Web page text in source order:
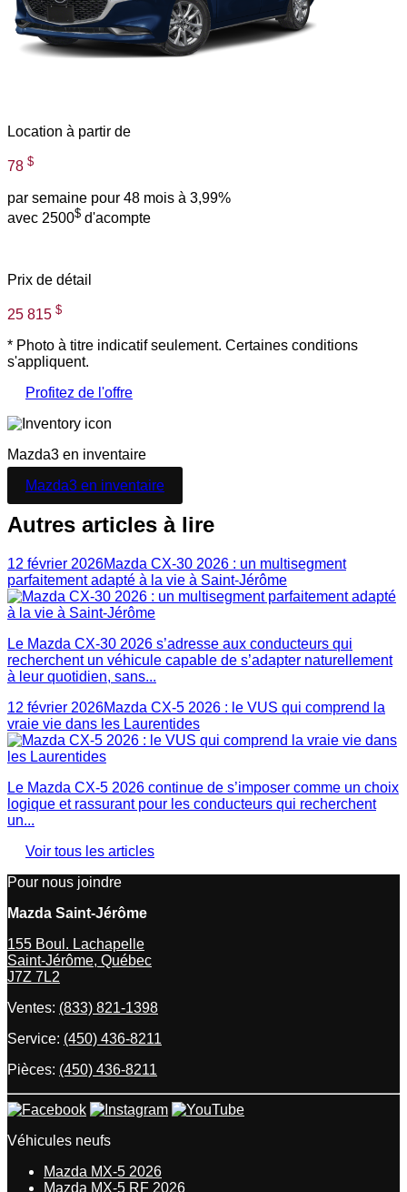
Location à partir de
78 $
par semaine pour 48 mois à 3,99%
avec 2500$ d'acompte
Prix de détail
25 815 $
* Photo à titre indicatif seulement. Certaines conditions
s'appliquent.
Profitez de l'offre
Mazda3 en inventaire
Mazda3 en inventaire
Autres articles à lire
12 février 2026Mazda CX-30 2026 : un multisegment
parfaitement adapté à la vie à Saint-Jérôme
Le Mazda CX-30 2026 s’adresse aux conducteurs qui
recherchent un véhicule capable de s’adapter naturellement
à leur quotidien, sans...
12 février 2026Mazda CX-5 2026 : le VUS qui comprend la
vraie vie dans les Laurentides
Le Mazda CX-5 2026 continue de s’imposer comme un choix
logique et rassurant pour les conducteurs qui recherchent
un...
Voir tous les articles
Pour nous joindre
Mazda Saint-Jérôme
155 Boul. Lachapelle
Saint-Jérôme, Québec
J7Z 7L2
Ventes: (833) 821-1398
Service: (450) 436-8211
Pièces: (450) 436-8211
Véhicules neufs
Mazda MX-5 2026
Mazda MX-5 RF 2026